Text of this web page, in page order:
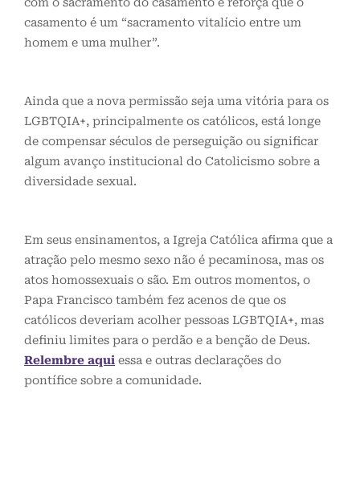
casamento é um “sacramento vitalício entre um
homem e uma mulher”.
Ainda que a nova permissão seja uma vitória para os
LGBTQIA+, principalmente os católicos, está longe
de compensar séculos de perseguição ou significar
algum avanço institucional do Catolicismo sobre a
diversidade sexual.
Em seus ensinamentos, a Igreja Católica afirma que a
atração pelo mesmo sexo não é pecaminosa, mas os
atos homossexuais o são. Em outros momentos, o
Papa Francisco também fez acenos de que os
católicos deveriam acolher pessoas LGBTQIA+, mas
definiu limites para o perdão e a benção de Deus.
Relembre aqui essa e outras declarações do
pontífice sobre a comunidade.